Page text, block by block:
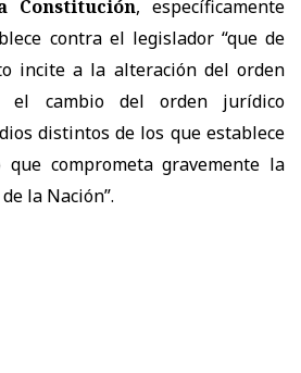
Constitución, específicamente
contra el legislador “que de
incite a la alteración del orden
el cambio del orden jurídico
distintos de los que establece
comprometa gravemente la
la Nación”.